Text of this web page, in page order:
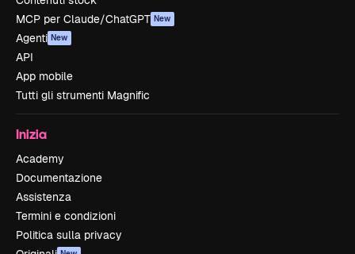
MCP per Claude/ChatGPT New
Agenti New
API
App mobile
Tutti gli strumenti Magnific
Inizia
Academy
Documentazione
Assistenza
Termini e condizioni
Politica sulla privacy